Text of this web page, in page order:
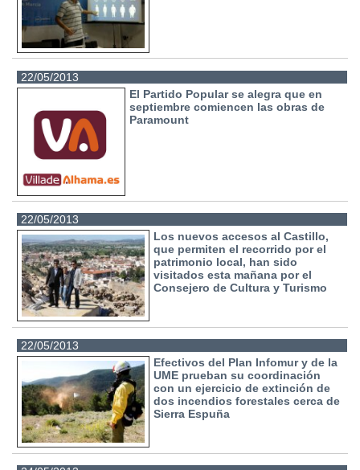
22/05/2013
El Partido Popular se alegra que en
septiembre comiencen las obras de
Paramount
22/05/2013
Los nuevos accesos al Castillo,
que permiten el recorrido por el
patrimonio local, han sido
visitados esta mañana por el
Consejero de Cultura y Turismo
22/05/2013
Efectivos del Plan Infomur y de la
UME prueban su coordinación
con un ejercicio de extinción de
dos incendios forestales cerca de
Sierra Espuña